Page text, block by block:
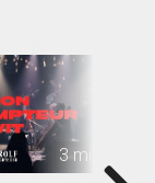
3 min